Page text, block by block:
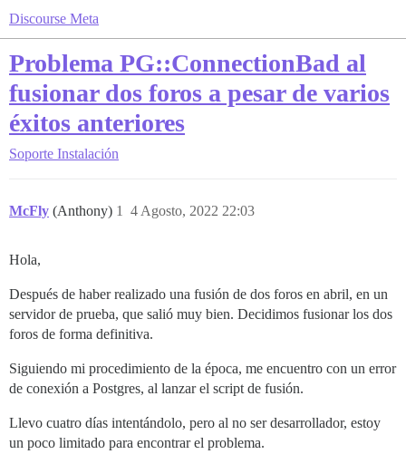
Discourse Meta
Problema PG::ConnectionBad al
fusionar dos foros a pesar de varios
éxitos anteriores
Soporte Instalación
McFly (Anthony) 4 Agosto, 2022 22:03
1
Hola,
Después de haber realizado una fusión de dos foros en abril, en un
servidor de prueba, que salió muy bien. Decidimos fusionar los dos
foros de forma definitiva.
Siguiendo mi procedimiento de la época, me encuentro con un error
de conexión a Postgres, al lanzar el script de fusión.
Llevo cuatro días intentándolo, pero al no ser desarrollador, estoy
un poco limitado para encontrar el problema.